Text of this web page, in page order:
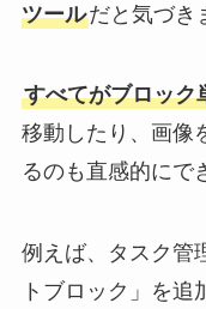
ツールだと気づき
すべてがブロック
移動したり、画像
るのも直感的にで
例えば、タスク管
トブロック」を追